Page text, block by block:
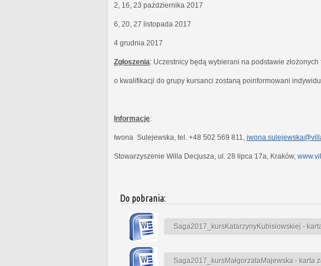
2, 16, 23 października 2017
6, 20, 27 listopada 2017
4 grudnia 2017
Zgłoszenia: Uczestnicy będą wybierani na podstawie
o kwalifikacji do grupy kursanci zostaną poinformowani
Informacje:
Iwona Sulejewska, tel. +48 502 569 811,
Stowarzyszenie Willa Decjusza, ul. 28 lipca 17a, Kraków,
Do pobrania:
Saga2017_kursKatarzynyKubisiowskiej -
Saga2017_kursMałgorzataMajewska - karta